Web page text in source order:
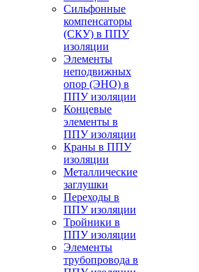
Cильфонные
компенсаторы
(СКУ) в ППУ
изоляции
Элементы
неподвижных
опор (ЭНО) в
ППУ изоляции
Концевые
элементы в
ППУ изоляции
Краны в ППУ
изоляции
Металлические
заглушки
Переходы в
ППУ изоляции
Тройники в
ППУ изоляции
Элементы
трубопровода в